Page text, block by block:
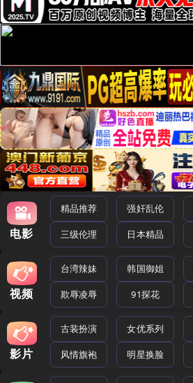
电影
精品推荐 强奸乱伦
三级伦理 日本精品
视频
台湾辣妹 韩国御姐
欺辱凌辱 91探花
影片
古装扮演 女优系列
风情旗袍 明星换脸